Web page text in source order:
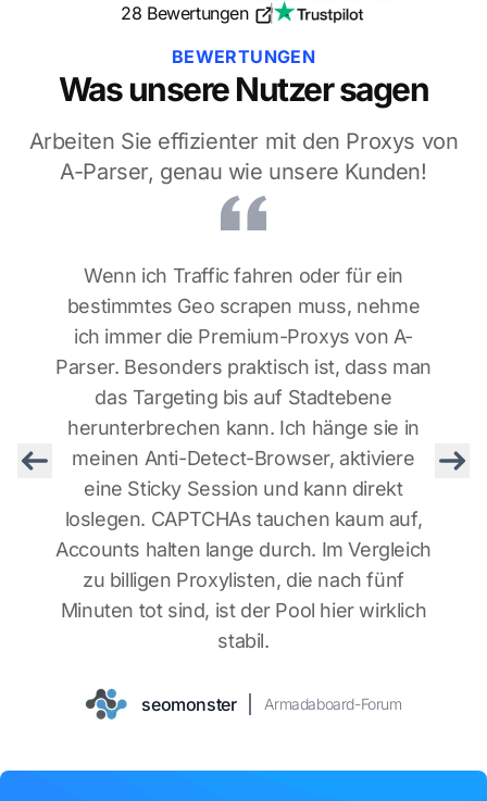
28 Bewertungen
|
BEWERTUNGEN
Was unsere Nutzer sagen
Arbeiten Sie effizienter mit den Proxys von
A-Parser, genau wie unsere Kunden!
Wenn ich Traffic fahren oder für ein
bestimmtes Geo scrapen muss, nehme
ich immer die Premium-Proxys von A-
Parser. Besonders praktisch ist, dass man
das Targeting bis auf Stadtebene
herunterbrechen kann. Ich hänge sie in
meinen Anti-Detect-Browser, aktiviere
eine Sticky Session und kann direkt
loslegen. CAPTCHAs tauchen kaum auf,
Accounts halten lange durch. Im Vergleich
zu billigen Proxylisten, die nach fünf
Minuten tot sind, ist der Pool hier wirklich
stabil.
seomonster Armadaboard-Forum
dorpioneer master-x-Forum
linkbuilder88
cybermastah
gogetca$h GoFuckBiz-Forum
Previous